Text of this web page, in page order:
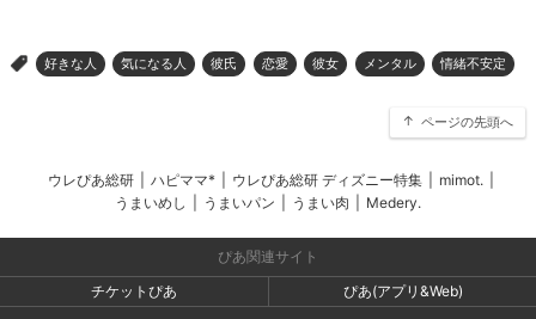
> 好きな人 気になる人 彼氏 恋愛 彼女 メンタル 情緒不安定
ページの先頭へ
ウレぴあ総研 ハピママ* ウレぴあ総研 ディズニー特集 mimot.
うまいめし
うまいパン うまい肉 Medery.
ぴあ関連サイト
チケットぴあ
ぴあ(アプリ&Web)